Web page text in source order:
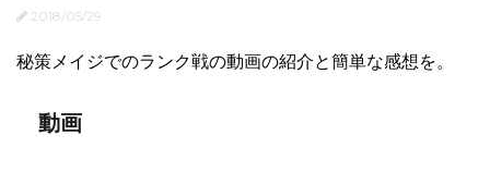
2018/05/29
秘策メイジでのランク戦の動画の紹介と簡単な感想を。
動画